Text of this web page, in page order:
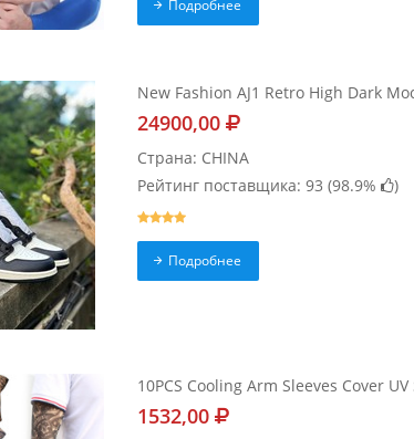
Подробнее
New Fashion AJ1 Retro High Dark
24900,00
Страна: CHINA
Рейтинг поставщика: 93 (98.9% )
Подробнее
10PCS Cooling Arm Sleeves Cover
1532,00